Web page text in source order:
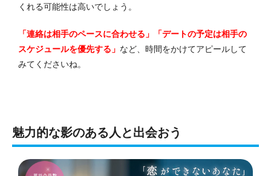
くれる可能性は高いでしょう。
「連絡は相手のペースに合わせる」「デートの予定は相手の
スケジュールを優先する」 など、時間をかけてアピールして
みてくださいね。
魅力的な影のある人と出会おう